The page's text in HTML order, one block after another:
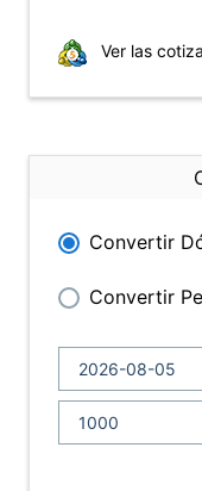
Ver las
Convertir
Convertir